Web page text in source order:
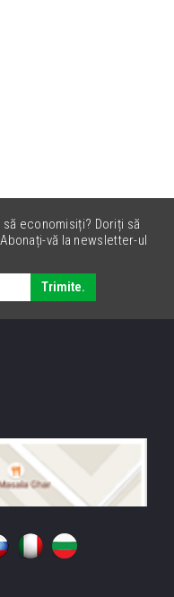
economisiți? Doriți să
vă la newsletter-ul
Trimite.